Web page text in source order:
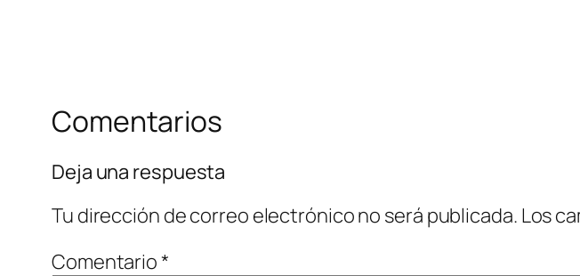
Comentarios
Deja una respuesta
Tu dirección de correo electrónico no será publicada. Los
Comentario*